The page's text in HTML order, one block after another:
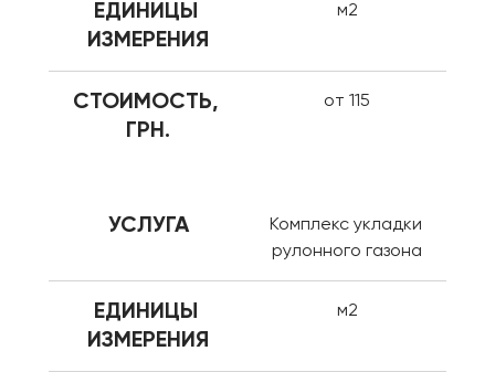
ЕДИНИЦЫ
ИЗМЕРЕНИЯ
м2
СТОИМОСТЬ,
ГРН.
от 115
УСЛУГА
Комплекс укладки
рулонного газона
ЕДИНИЦЫ
ИЗМЕРЕНИЯ
м2